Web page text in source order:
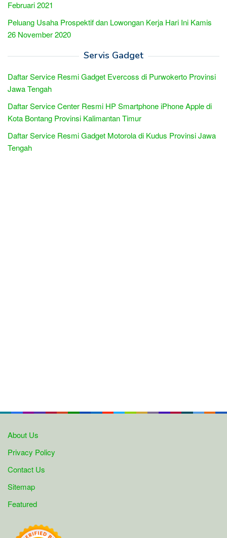
Februari 2021
Peluang Usaha Prospektif dan Lowongan Kerja Hari Ini Kamis
26 November 2020
Servis Gadget
Daftar Service Resmi Gadget Evercoss di Purwokerto Provinsi
Jawa Tengah
Daftar Service Center Resmi HP Smartphone iPhone Apple di
Kota Bontang Provinsi Kalimantan Timur
Daftar Service Resmi Gadget Motorola di Kudus Provinsi Jawa
Tengah
About Us
Privacy Policy
Contact Us
Sitemap
Featured